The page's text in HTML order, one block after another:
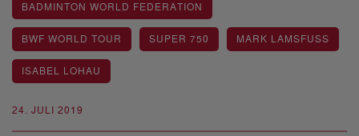
24. JULI 2019
BADMINTON WORLD FEDERATION
BWF WORLD TOUR SUPER 750 MARK LAMSFUSS
ISABEL LOHAU